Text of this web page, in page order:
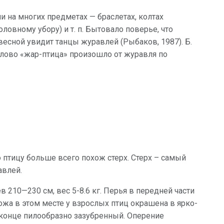
многих предметах — браслетах, колтах
убору) и т. п. Бытовало поверье, что
увидит танцы журавлей (Рыбаков, 1987). Б.
«жар-птица» произошло от журавля по
больше всего похож стерх. Стерх – самый
210—230 см, вес 5-8.6 кг. Перья в передней части
в этом месте у взрослых птиц окрашена в ярко-
пилообразно зазубренный. Оперение